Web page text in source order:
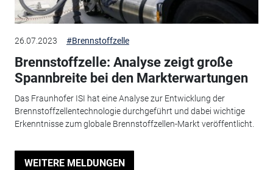
26.07.2023 #Brennstoffzelle
Brennstoffzelle: Analyse zeigt große
Spannbreite bei den Markterwartungen
Das Fraunhofer ISI hat eine Analyse zur Entwicklung der
Brennstoffzellentechnologie durchgeführt und dabei wichtige
Erkenntnisse zum globale Brennstoffzellen-Markt veröffentlicht.
WEITERE MELDUNGEN